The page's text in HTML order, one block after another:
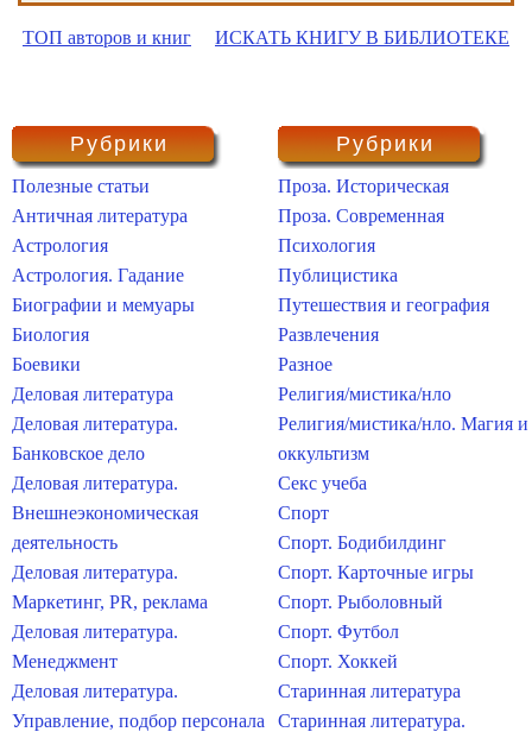
ТОП авторов и книг ИСКАТЬ КНИГУ В БИБЛИОТЕКЕ
Рубрики
Полезные статьи
Античная литература
Астрология
Астрология. Гадание
Биографии и мемуары
Биология
Боевики
Деловая литература
Деловая литература.
Банковское дело
Деловая литература.
Внешнеэкономическая
деятельность
Деловая литература.
Маркетинг, PR, реклама
Деловая литература.
Менеджмент
Деловая литература.
Управление, подбор персонала
Рубрики
Проза. Историческая
Проза. Современная
Психология
Публицистика
Путешествия и география
Развлечения
Разное
Религия/мистика/нло
Религия/мистика/нло. Магия и
оккультизм
Секс учеба
Спорт
Спорт. Бодибилдинг
Спорт. Карточные игры
Спорт. Рыболовный
Спорт. Футбол
Спорт. Хоккей
Старинная литература
Старинная литература.